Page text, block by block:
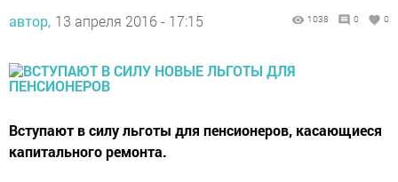
автор, 13 апреля 2016 - 17:15 1038 0 0
Вступают в силу льготы для пенсионеров, касающиеся
капитального ремонта.